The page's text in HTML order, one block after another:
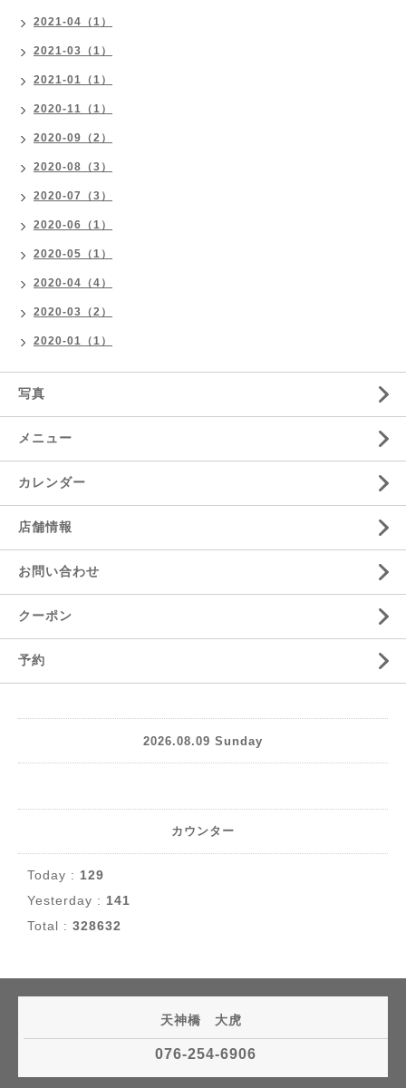
2021-04（1）
2021-03（1）
2021-01（1）
2020-11（1）
2020-09（2）
2020-08（3）
2020-07（3）
2020-06（1）
2020-05（1）
2020-04（4）
2020-03（2）
2020-01（1）
写真
メニュー
カレンダー
店舗情報
お問い合わせ
クーポン
予約
2026.08.09 Sunday
カウンター
Today : 129
Yesterday : 141
Total : 328632
天神橋 大虎
076-254-6906